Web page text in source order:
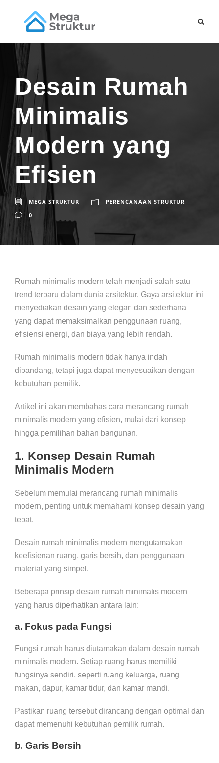
Desain Rumah
Minimalis
Modern yang
Efisien
MEGA STRUKTUR
PERENCANAAN STRUKTUR
0
Rumah minimalis modern telah menjadi salah satu
trend terbaru dalam dunia arsitektur. Gaya arsitektur ini
menyediakan desain yang elegan dan sederhana
yang dapat memaksimalkan penggunaan ruang,
efisiensi energi, dan biaya yang lebih rendah.
Rumah minimalis modern tidak hanya indah
dipandang, tetapi juga dapat menyesuaikan dengan
kebutuhan pemilik.
Artikel ini akan membahas cara merancang rumah
minimalis modern yang efisien, mulai dari konsep
hingga pemilihan bahan bangunan.
1. Konsep Desain Rumah
Minimalis Modern
Sebelum memulai merancang rumah minimalis
modern, penting untuk memahami konsep desain yang
tepat.
Desain rumah minimalis modern mengutamakan
keefisienan ruang, garis bersih, dan penggunaan
material yang simpel.
Beberapa prinsip desain rumah minimalis modern
yang harus diperhatikan antara lain:
a. Fokus pada Fungsi
Fungsi rumah harus diutamakan dalam desain rumah
minimalis modern. Setiap ruang harus memiliki
fungsinya sendiri, seperti ruang keluarga, ruang
makan, dapur, kamar tidur, dan kamar mandi.
Pastikan ruang tersebut dirancang dengan optimal dan
dapat memenuhi kebutuhan pemilik rumah.
b. Garis Bersih